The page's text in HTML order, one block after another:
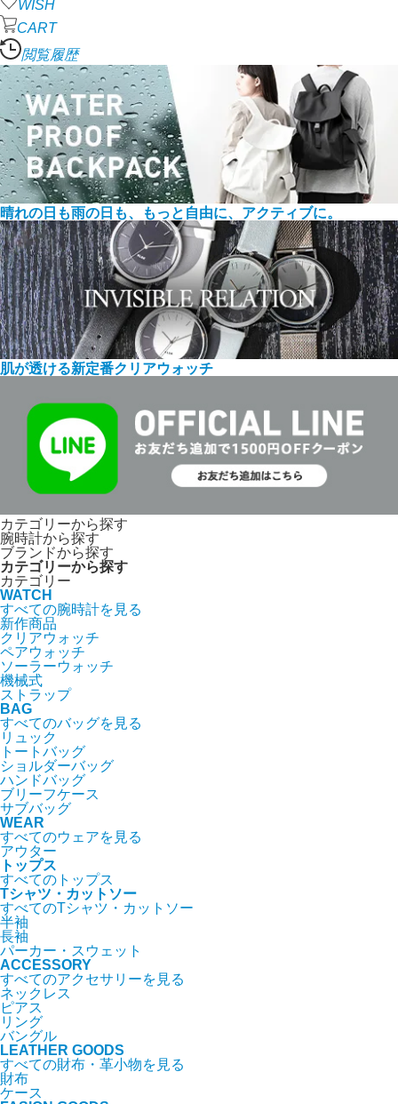
WISH
CART
閲覧履歴
晴れの日も雨の日も、もっと自由に、アクティブに。
肌が透ける新定番クリアウォッチ
カテゴリーから探す
腕時計から探す
ブランドから探す
カテゴリーから探す
カテゴリー
WATCH
すべての腕時計を見る
新作商品
クリアウォッチ
ペアウォッチ
ソーラーウォッチ
機械式
ストラップ
BAG
すべてのバッグを見る
リュック
トートバッグ
ショルダーバッグ
ハンドバッグ
ブリーフケース
サブバッグ
WEAR
すべてのウェアを見る
アウター
トップス
すべてのトップス
Tシャツ・カットソー
すべてのTシャツ・カットソー
半袖
長袖
パーカー・スウェット
ACCESSORY
すべてのアクセサリーを見る
ネックレス
ピアス
リング
バングル
LEATHER GOODS
すべての財布・革小物を見る
財布
ケース